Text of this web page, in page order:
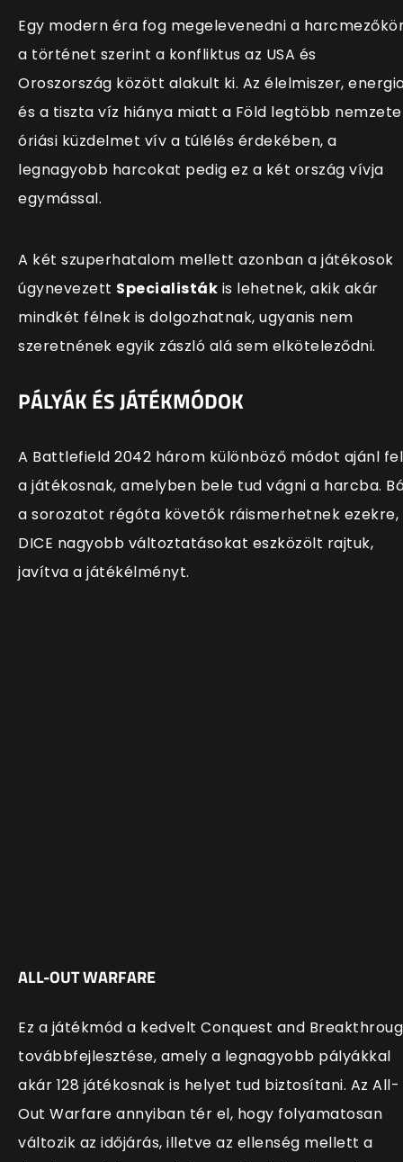
Egy modern éra fog megelevenedni a
a történet szerint a konfliktus az USA és
Oroszország között alakult ki. Az élelmiszer,
és a tiszta víz hiánya miatt a Föld legtöbb nemzete
óriási küzdelmet vív a túlélés érdekében, a
legnagyobb harcokat pedig ez a két ország vívja
egymással.
A két szuperhatalom mellett azonban a játékosok
úgynevezett Specialisták is lehetnek, akik akár
mindkét félnek is dolgozhatnak, ugyanis nem
szeretnének egyik zászló alá sem elköteleződni.
PÁLYÁK ÉS JÁTÉKMÓDOK
A Battlefield 2042 három különböző módot ajánl fel
a játékosnak, amelyben bele tud vágni a harcba.
a sorozatot régóta követők ráismerhetnek ezekre,
DICE nagyobb változtatásokat eszközölt rajtuk,
javítva a játékélményt.
ALL-OUT WARFARE
Ez a játékmód a kedvelt Conquest and
továbbfejlesztése, amely a legnagyobb pályákkal
akár 128 játékosnak is helyet tud biztosítani. Az All-
Out Warfare annyiban tér el, hogy folyamatosan
változik az időjárás, illetve az ellenség mellett a